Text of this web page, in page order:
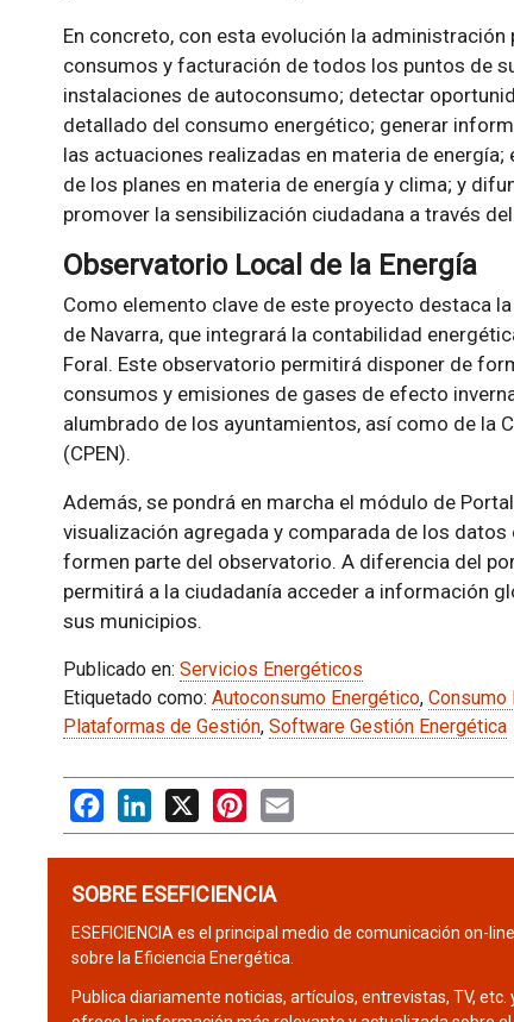
En concreto, con esta evolución la
consumos y facturación de todos los puntos de
instalaciones de autoconsumo; detectar
detallado del consumo energético; generar
las actuaciones realizadas en materia de
de los planes en materia de energía y clima; y
promover la sensibilización ciudadana a través del
Observatorio Local de la Energía
Como elemento clave de este proyecto destaca
de Navarra, que integrará la contabilidad
Foral. Este observatorio permitirá disponer de
consumos y emisiones de gases de efecto
alumbrado de los ayuntamientos, así como de la
(CPEN).
Además, se pondrá en marcha el módulo de
visualización agregada y comparada de los
formen parte del observatorio. A diferencia del
permitirá a la ciudadanía acceder a información
sus municipios.
Publicado en: Servicios Energéticos
Etiquetado como: Autoconsumo Energético, Consumo
Plataformas de Gestión, Software Gestión Energética
FacebookLinkedIn
X PinterestEmail
SOBRE ESEFICIENCIA
ESEFICIENCIA es el principal medio de comunicación on-line
sobre la Eficiencia Energética.
Publica diariamente noticias, artículos, entrevistas, TV, etc.